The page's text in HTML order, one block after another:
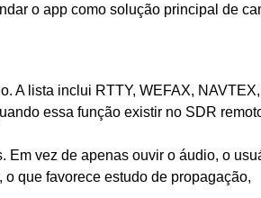
o app como solução principal de
A lista inclui RTTY, WEFAX, NAVTEX,
essa função existir no SDR
Em vez de apenas ouvir o áudio, o
que favorece estudo de propagação,